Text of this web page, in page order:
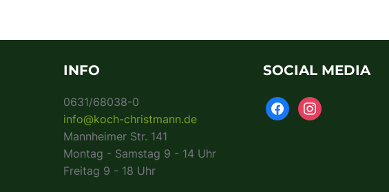
INFO
0631/68038-0
info@koch-christmann.de
Mannheimer Str. 141
Montag - Samstag 9 - 14 Uhr
Freitag 9 - 18 Uhr
SOCIAL MEDIA